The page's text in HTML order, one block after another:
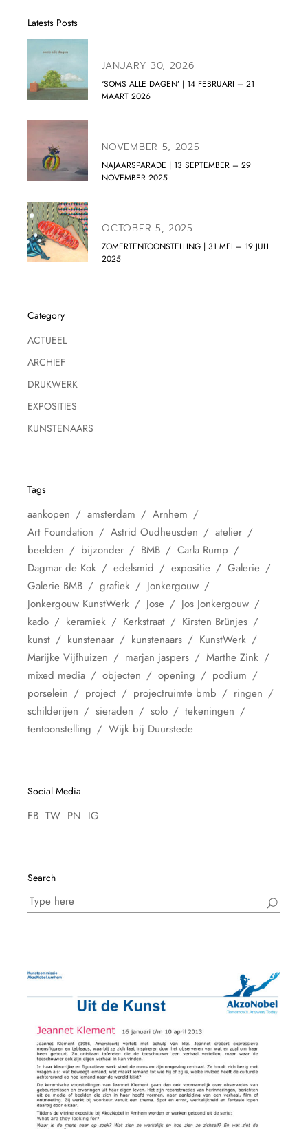
Latests Posts
JANUARY 30, 2026
‘SOMS ALLE DAGEN’ | 14 FEBRUARI – 21
MAART 2026
NOVEMBER 5, 2025
NAJAARSPARADE | 13 SEPTEMBER – 29
NOVEMBER 2025
OCTOBER 5, 2025
ZOMERTENTOONSTELLING | 31 MEI – 19 JULI
2025
Category
ACTUEEL
ARCHIEF
DRUKWERK
EXPOSITIES
KUNSTENAARS
Tags
aankopen amsterdam
Arnhem
Art Foundation
Astrid Oudheusden
atelier
beelden
bijzonder BMB
Carla Rump
Dagmar de Kok
edelsmid expositie
Galerie
Galerie BMB
grafiek
Jonkergouw
Jonkergouw KunstWerk
Jose
Jos Jonkergouw
kado
keramiek Kerkstraat
Kirsten Brünjes
kunst
kunstenaar kunstenaars
KunstWerk
Marijke Vijfhuizen
marjan jaspers
Marthe Zink
mixed media
objecten opening
podium
porselein
project projectruimte bmb
ringen
schilderijen
sieraden solo
tekeningen
tentoonstelling
Wijk bij Duurstede
Social Media
FB TW PN IG
Search
Search
for: